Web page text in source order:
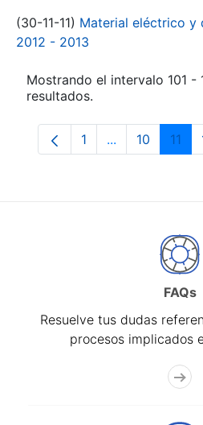
(30-11-11) Material eléctrico y
2012 - 2013
Mostrando el intervalo 101 -
resultados.
Página
1 ...PáginasPágina
10 11
FAQs
Resuelve tus dudas
procesos implicados